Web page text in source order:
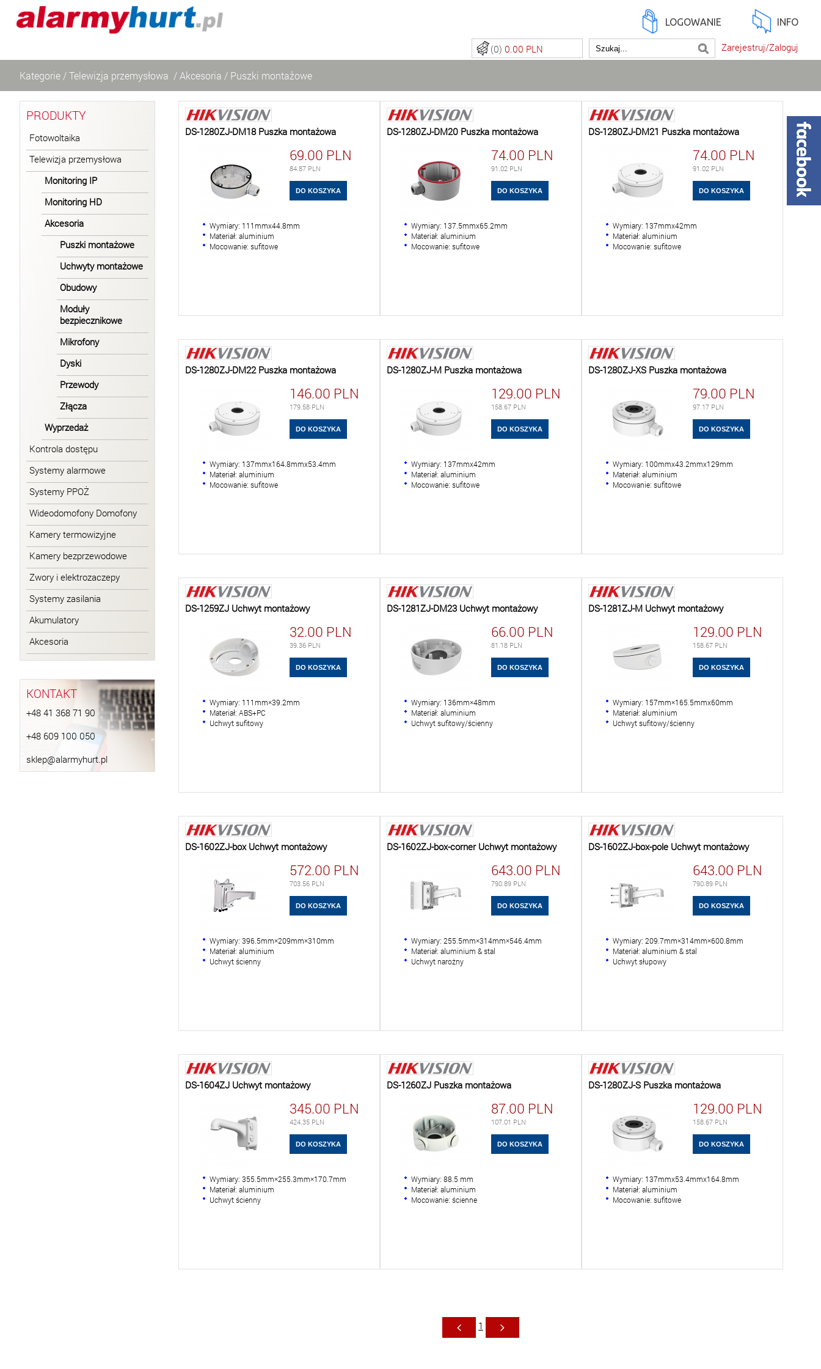
LOGOWANIE INFO
Zarejestruj/Zaloguj
(0) 0.00 PLN
Kategorie /Telewizja przemysłowa / Akcesoria / Puszki montażowe
PRODUKTY
Fotowoltaika
Telewizja przemysłowa
Monitoring IP
Monitoring HD
Akcesoria
Puszki montażowe
Uchwyty montażowe
Obudowy
Moduły
bezpiecznikowe
Mikrofony
Dyski
Przewody
Złącza
Wyprzedaż
Kontrola dostępu
Systemy alarmowe
Systemy PPOŻ
Wideodomofony Domofony
Kamery termowizyjne
Kamery bezprzewodowe
Zwory i elektrozaczepy
Systemy zasilania
Akumulatory
Akcesoria
KONTAKT
+48 41 368 71 90
+48 609 100 050
sklep@alarmyhurt.pl
DS-1280ZJ-DM18 Puszka montażowa
69.00 PLN
84.87 PLN
Wymiary: 111mmx44.8mm
Materiał: aluminium
Mocowanie: sufitowe
DS-1280ZJ-DM20 Puszka montażowa
74.00 PLN
91.02 PLN
Wymiary: 137.5mmx65.2mm
Materiał: aluminium
Mocowanie: sufitowe
DS-1280ZJ-DM21 Puszka montażowa
74.00 PLN
91.02 PLN
Wymiary: 137mmx42mm
Materiał: aluminium
Mocowanie: sufitowe
DS-1280ZJ-DM22 Puszka montażowa
146.00 PLN
179.58 PLN
Wymiary: 137mmx164.8mmx53.4mm
Materiał: aluminium
Mocowanie: sufitowe
DS-1280ZJ-M Puszka montażowa
129.00 PLN
158.67 PLN
Wymiary: 137mmx42mm
Materiał: aluminium
Mocowanie: sufitowe
DS-1280ZJ-XS Puszka montażowa
79.00 PLN
97.17 PLN
Wymiary: 100mmx43.2mmx129mm
Materiał: aluminium
Mocowanie: sufitowe
DS-1259ZJ Uchwyt montażowy
32.00 PLN
39.36 PLN
Wymiary: 111mm×39.2mm
Materiał: ABS+PC
Uchwyt sufitowy
DS-1281ZJ-DM23 Uchwyt montażowy
66.00 PLN
81.18 PLN
Wymiary: 136mm×48mm
Materiał: aluminium
Uchwyt sufitowy/ścienny
DS-1281ZJ-M Uchwyt montażowy
129.00 PLN
158.67 PLN
Wymiary: 157mm×165.5mmx60mm
Materiał: aluminium
Uchwyt sufitowy/ścienny
DS-1602ZJ-box Uchwyt montażowy
572.00 PLN
703.56 PLN
Wymiary: 396.5mm×209mm×310mm
Materiał: aluminium
Uchwyt ścienny
DS-1602ZJ-box-corner Uchwyt montażowy
643.00 PLN
790.89 PLN
Wymiary: 255.5mm×314mm×546.4mm
Materiał: aluminium & stal
Uchwyt narożny
DS-1602ZJ-box-pole Uchwyt montażowy
643.00 PLN
790.89 PLN
Wymiary: 209.7mm×314mm×600.8mm
Materiał: aluminium & stal
Uchwyt słupowy
DS-1604ZJ Uchwyt montażowy
345.00 PLN
424.35 PLN
Wymiary: 355.5mm×255.3mm×170.7mm
Materiał: aluminium
Uchwyt ścienny
DS-1260ZJ Puszka montażowa
87.00 PLN
107.01 PLN
Wymiary: 88.5 mm
Materiał: aluminium
Mocowanie: ścienne
DS-1280ZJ-S Puszka montażowa
129.00 PLN
158.67 PLN
Wymiary: 137mmx53.4mmx164.8mm
Materiał: aluminium
Mocowanie: sufitowe
1